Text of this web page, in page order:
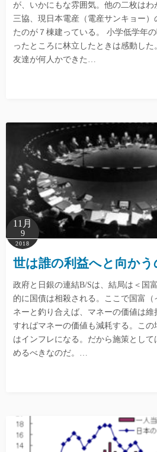
が、いかにもな雰囲気。他の二枚は
三協、現日本電産（電産サンキョー）
たのが７棟建っている。 小学低学年
ったところに林立したときは感動した
友達が何人かできた…
11月
9
2018
世は誰の利益へと向かう
政府と日銀の連結B/Sは、結局は＜国
的に国債は相殺される。ここで国富
ネーと釣り合えば、マネーの価値は
すればマネーの価値も減耗する。こ
はインフレになる。だから施策とし
めるべきなのだ。…